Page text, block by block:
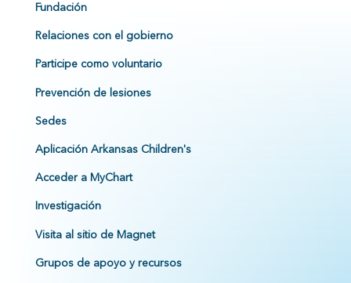
Fundación
Relaciones con el gobierno
Participe como voluntario
Prevención de lesiones
Sedes
Aplicación Arkansas Children's
Acceder a MyChart
Investigación
Visita al sitio de Magnet
Grupos de apoyo y recursos